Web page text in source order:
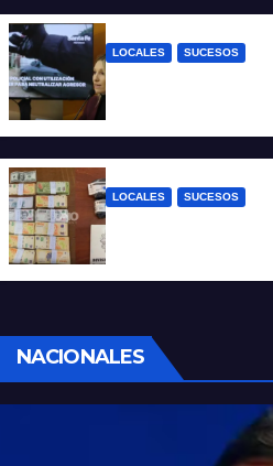
LOCALES SUCESOS
con un arma
LOCALES SUCESOS
de 700 gramos de
NACIONALES